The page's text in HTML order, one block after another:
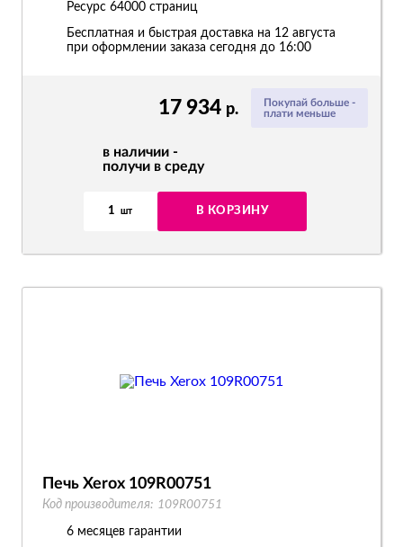
Покупай больше -
плати меньше
17 934 р.
в наличии -
получи в среду
1 шт В КОРЗИНУ
Ресурс 64000 страниц
Бесплатная и быстрая доставка на 12 августа
при оформлении заказа сегодня до 16:00
Печь Xerox 109R00751
Код производителя: 109R00751
6 месяцев гарантии